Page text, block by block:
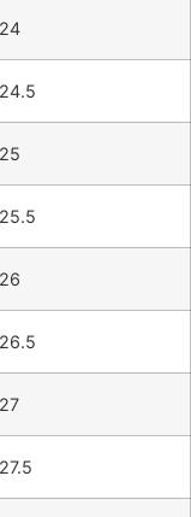
24
24.5
25
25.5
26
26.5
27
27.5